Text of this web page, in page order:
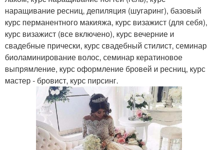
наращивание ресниц, депиляция (шугаринг), базовый
курс перманентного макияжа, курс визажист (для себя),
курс визажист (все включено), курс вечерние и
свадебные прически, курс свадебный стилист, семинар
биоламинирование волос, семинар кератиновое
выпрямление, курс оформление бровей и ресниц, курс
мастер - бровист, курс пирсинг.